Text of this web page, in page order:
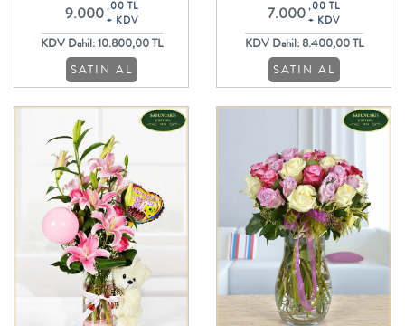
9.000 ,00 TL
+ KDV
KDV Dahil: 10.800,00 TL
SATIN AL
7.000 ,00 TL
+ KDV
KDV Dahil: 8.400,00 TL
SATIN AL